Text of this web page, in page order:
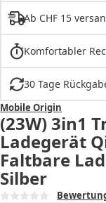
Ab CHF 15
Komfortabler
30 Tage
Mobile Origin
(23W) 3in1
Ladegerät
Faltbare
Silber